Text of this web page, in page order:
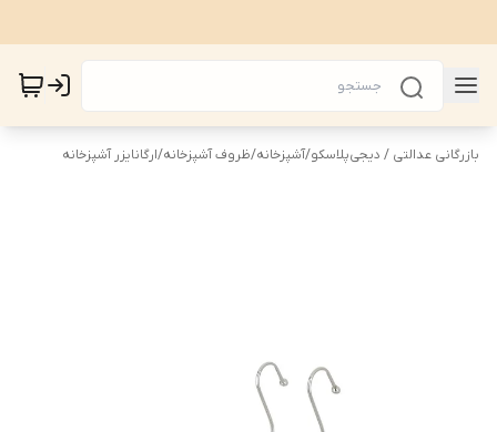
بازرگانی عدالتی / دیجی‌پلاسکو/آشپزخانه/ظروف آشپزخانه/ارگانایزر آشپزخانه